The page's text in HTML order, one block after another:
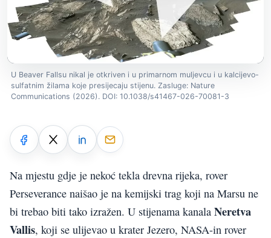
U Beaver Fallsu nikal je otkriven i u primarnom muljevcu i u kalcijevo-
sulfatnim žilama koje presijecaju stijenu. Zasluge: Nature
Communications (2026). DOI: 10.1038/s41467-026-70081-3
Na mjestu gdje je nekoć tekla drevna rijeka, rover
Perseverance naišao je na kemijski trag koji na Marsu ne
bi trebao biti tako izražen. U stijenama kanala Neretva
Vallis, koji se ulijevao u krater Jezero, NASA-in rover